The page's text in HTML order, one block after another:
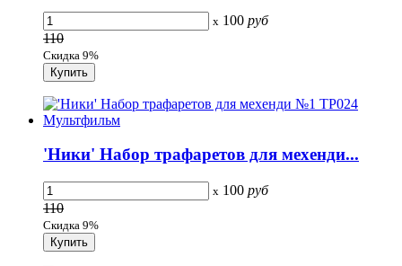
x 100 руб
110
Скидка 9%
'Ники' Набор трафаретов для мехенди...
x 100 руб
110
Скидка 9%